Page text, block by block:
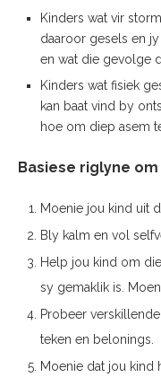
Kinders wat vir
daaroor gesels en
en wat die gevolge
Kinders wat fisiek
kan baat vind by
hoe om diep asem
Basiese riglyne
Moenie jou kind uit
Bly kalm en vol
Help jou kind om
sy gemaklik is.
Probeer
teken en belonings.
Moenie dat jou kind